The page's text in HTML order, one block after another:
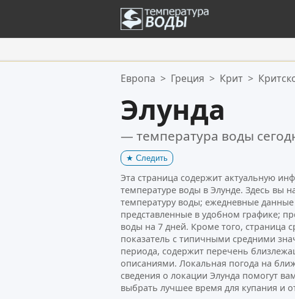
Ваше избранное:
Европа > Греция > Крит >
Элунда
— температура воды
★ Следить
Эта страница содержит актуальную
температуре воды в Элунде. Здесь вы
температуру воды; ежедневные
представленные в удобном графике;
воды на 7 дней. Кроме того, страница
показатель с типичными средними
периода, содержит перечень
описаниями. Локальная погода на
сведения о локации Элунда помогут
выбрать лучшее время для купания и